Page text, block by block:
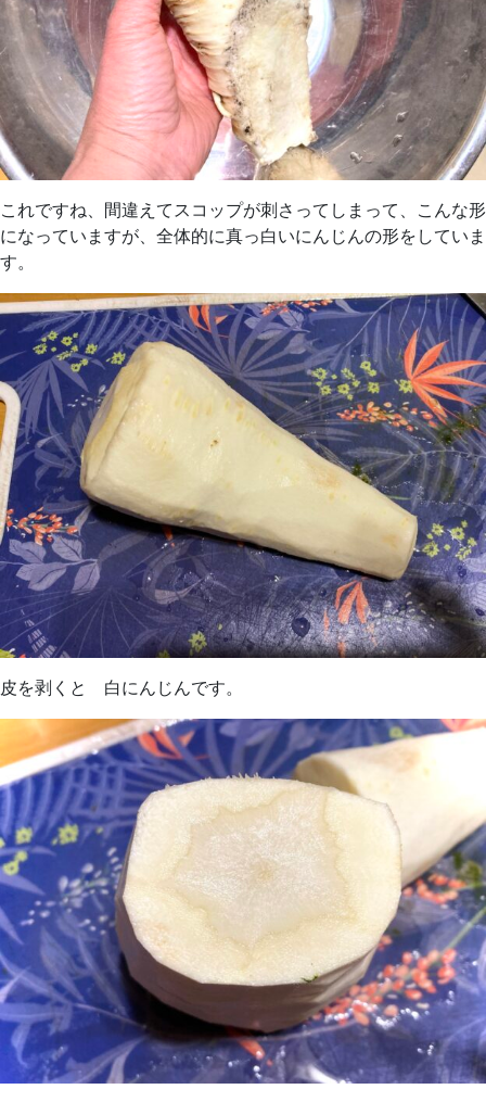
これですね、間違えてスコップが刺さってしまって、こんな形
になっていますが、全体的に真っ白いにんじんの形をしていま
す。
皮を剥くと 白にんじんです。